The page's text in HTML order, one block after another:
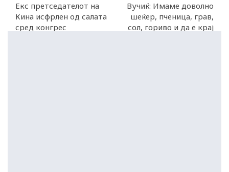
Екс претседателот на
Кина исфрлен од салата
сред конгрес
Вучиќ: Имаме довoлно
шеќер, пченица, грав,
сол, гориво и да е крај